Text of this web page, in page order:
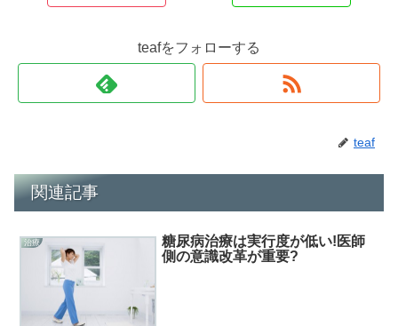
teafをフォローする
teaf
関連記事
治療
糖尿病治療は実行度が低い!医師
側の意識改革が重要?